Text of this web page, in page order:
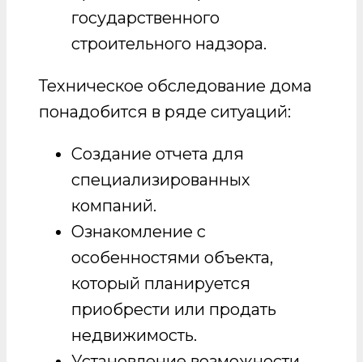
государственного
строительного надзора.
Техническое обследование дома
понадобится в ряде ситуаций:
Создание отчета для
специализированных
компаний.
Ознакомление с
особенностями объекта,
который планируется
приобрести или продать
недвижимость.